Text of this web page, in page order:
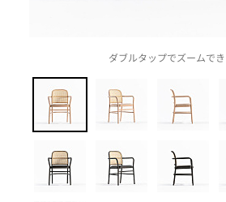
ダブルタップでズームでき